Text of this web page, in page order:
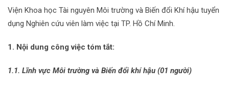
Viện Khoa học Tài nguyên Môi trường và Biến đổi Khí hậu tuyển
dụng Nghiên cứu viên làm việc tại TP. Hồ Chí Minh.
1. Nội dung công việc tóm tắt:
1.1. Lĩnh vực Môi trường và Biến đổi khí hậu (01 người)